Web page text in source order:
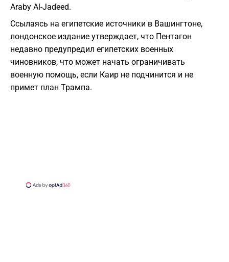
Araby Al-Jadeed.
Ссылаясь на египетские источники в Вашингтоне,
лондонское издание утверждает, что Пентагон
недавно предупредил египетских военных
чиновников, что может начать ограничивать
военную помощь, если Каир не подчинится и не
примет план Трампа.